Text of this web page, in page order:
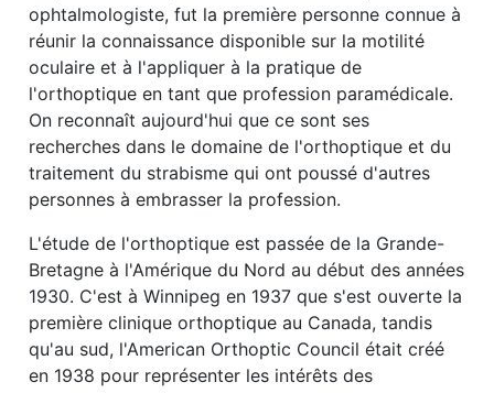
ophtalmologiste, fut la première personne connue à
réunir la connaissance disponible sur la motilité
oculaire et à l'appliquer à la pratique de
l'orthoptique en tant que profession paramédicale.
On reconnaît aujourd'hui que ce sont ses
recherches dans le domaine de l'orthoptique et du
traitement du strabisme qui ont poussé d'autres
personnes à embrasser la profession.
L'étude de l'orthoptique est passée de la Grande-
Bretagne à l'Amérique du Nord au début des années
1930. C'est à Winnipeg en 1937 que s'est ouverte la
première clinique orthoptique au Canada, tandis
qu'au sud, l'American Orthoptic Council était créé
en 1938 pour représenter les intérêts des